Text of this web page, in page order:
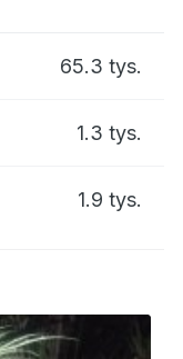
65.3 tys.
1.3 tys.
1.9 tys.